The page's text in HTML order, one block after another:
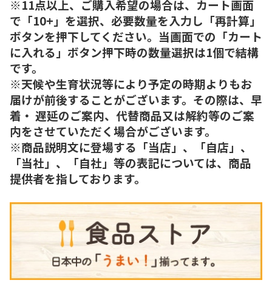
※11点以上、ご購入希望の場合は、カート画面
で「10+」を選択、必要数量を入力し「再計算」
ボタンを押下してください。当画面での「カート
に入れる」ボタン押下時の数量選択は1個で結構
です。
※天候や生育状況等により予定の時期よりもお
届けが前後することがございます。その際は、早
着・ 遅延のご案内、代替商品又は解約等のご案
内をさせていただく場合がございます。
※商品説明文に登場する「当店」、「自店」、
「当社」、「自社」等の表記については、商品
提供者を指しております。